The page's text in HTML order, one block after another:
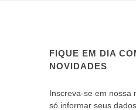
FIQUE EM DIA
NOVIDADES
Inscreva-se em nossa
só informar seus